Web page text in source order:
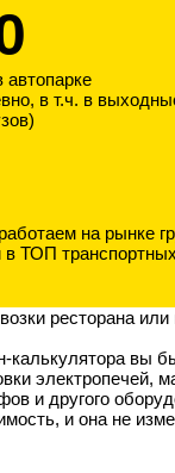
в т.ч. в
на рынке
в ТОП
ресторана
вы
электропечей,
и другого
и она не